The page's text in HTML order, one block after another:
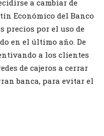
a cambiar de
Económico del Banco
precios por el uso de
en el último año. De
a los clientes
de cajeros a cerrar
banca, para evitar el